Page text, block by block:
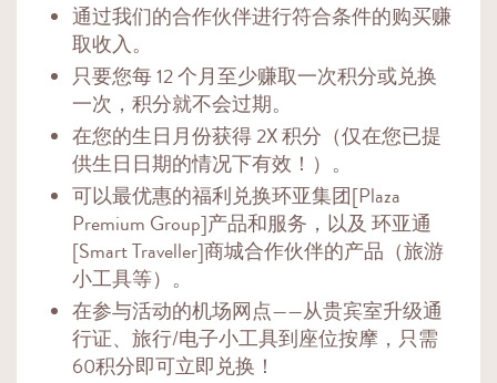
通过我们的合作伙伴进行符合条件的购买赚
取收入。
只要您每 12 个月至少赚取一次积分或兑换
一次，积分就不会过期。
在您的生日月份获得 2X 积分（仅在您已提
供生日日期的情况下有效！）。
可以最优惠的福利兑换环亚集团[Plaza
Premium Group]产品和服务，以及 环亚通
[Smart Traveller]商城合作伙伴的产品（旅游
小工具等）。
在参与活动的机场网点——从贵宾室升级通
行证、旅行/电子小工具到座位按摩，只需
60积分即可立即兑换！